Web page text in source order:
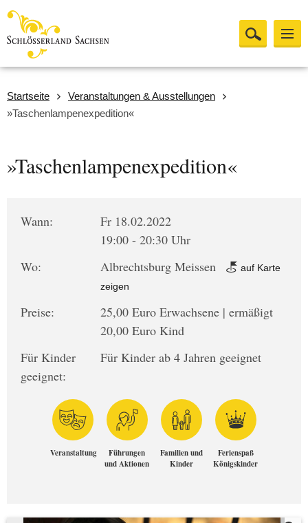
Startseite
Veranstaltungen & Ausstellungen
»Taschenlampenexpedition«
»Taschenlampenexpedition«
Wann:
Fr 18.02.2022
19:00 - 20:30 Uhr
Wo:
Albrechtsburg Meissen
auf Karte
zeigen
Preise:
25,00 Euro Erwachsene | ermäßigt
20,00 Euro Kind
Für Kinder
geeignet:
Für Kinder ab 4 Jahren geeignet
Veranstaltung
Führungen
und Aktionen
Familien und
Kinder
Ferienspaß
Königskinder